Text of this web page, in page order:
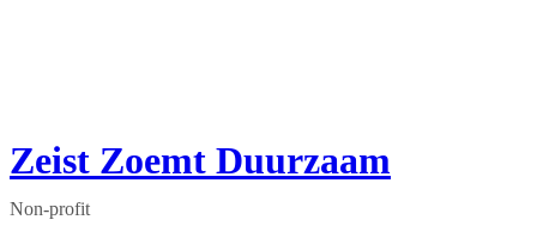
Zeist Zoemt Duurzaam
Non-profit